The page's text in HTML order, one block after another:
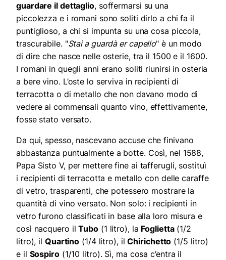
guardare il dettaglio, soffermarsi su una
piccolezza e i romani sono soliti dirlo a chi fa il
puntiglioso, a chi si impunta su una cosa piccola,
trascurabile. "Stai a guardà er capello" è un modo
di dire che nasce nelle osterie, tra il 1500 e il 1600.
I romani in quegli anni erano soliti riunirsi in osteria
a bere vino. L’oste lo serviva in recipienti di
terracotta o di metallo che non davano modo di
vedere ai commensali quanto vino, effettivamente,
fosse stato versato.
Da qui, spesso, nascevano accuse che finivano
abbastanza puntualmente a botte. Così, nel 1588,
Papa Sisto V, per mettere fine ai tafferugli, sostituì
i recipienti di terracotta e metallo con delle caraffe
di vetro, trasparenti, che potessero mostrare la
quantità di vino versato. Non solo: i recipienti in
vetro furono classificati in base alla loro misura e
così nacquero ilTubo(1 litro), la Foglietta(1/2
litro), il Quartino (1/4 litro), ilChirichetto (1/5 litro)
e il Sospiro(1/10 litro). Sì, ma cosa c’entra il